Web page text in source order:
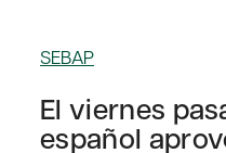
SEBAP
El viernes
español